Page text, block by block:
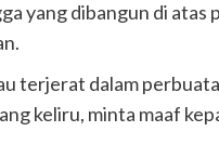
yang dibangun di atas
terjerat dalam
keliru, minta maaf